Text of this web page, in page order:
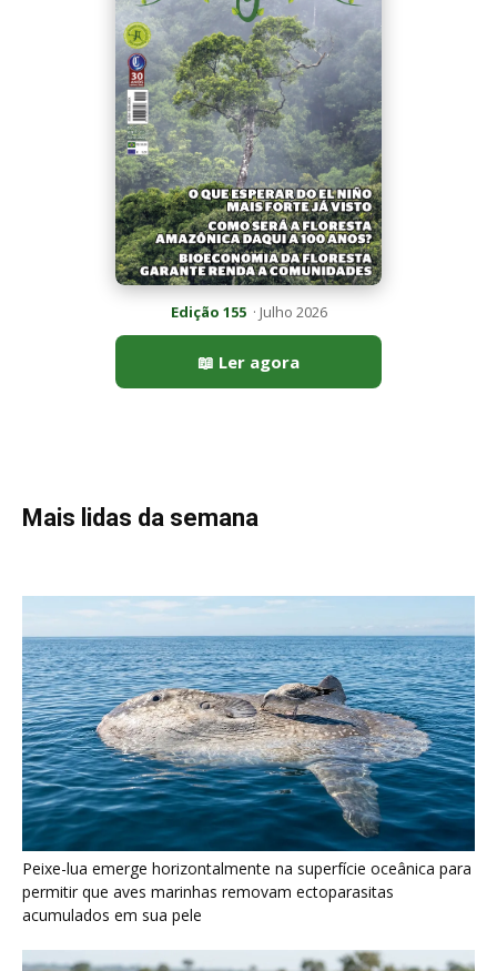
Edição 155· Julho 2026
📖 Ler agora
Mais lidas da semana
Peixe-lua emerge horizontalmente na superfície oceânica para
permitir que aves marinhas removam ectoparasitas
acumulados em sua pele